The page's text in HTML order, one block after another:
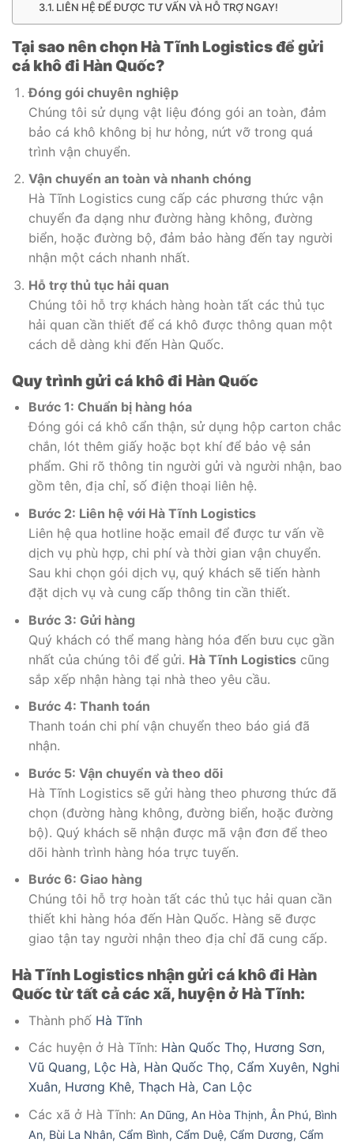
LIÊN HỆ ĐỂ ĐƯỢC TƯ VẤN VÀ HỖ TRỢ NGAY!
Tại sao nên chọn Hà Tĩnh Logistics để gửi
cá khô đi Hàn Quốc?
Đóng gói chuyên nghiệp
Chúng tôi sử dụng vật liệu đóng gói an toàn, đảm
bảo cá khô không bị hư hỏng, nứt vỡ trong quá
trình vận chuyển.
Vận chuyển an toàn và nhanh chóng
Hà Tĩnh Logistics cung cấp các phương thức vận
chuyển đa dạng như đường hàng không, đường
biển, hoặc đường bộ, đảm bảo hàng đến tay người
nhận một cách nhanh nhất.
Hỗ trợ thủ tục hải quan
Chúng tôi hỗ trợ khách hàng hoàn tất các thủ tục
hải quan cần thiết để cá khô được thông quan một
cách dễ dàng khi đến Hàn Quốc.
Quy trình gửi cá khô đi Hàn Quốc
Bước 1: Chuẩn bị hàng hóa
Đóng gói cá khô cẩn thận, sử dụng hộp carton chắc
chắn, lót thêm giấy hoặc bọt khí để bảo vệ sản
phẩm. Ghi rõ thông tin người gửi và người nhận, bao
gồm tên, địa chỉ, số điện thoại liên hệ.
Bước 2: Liên hệ với Hà Tĩnh Logistics
Liên hệ qua hotline hoặc email để được tư vấn về
dịch vụ phù hợp, chi phí và thời gian vận chuyển.
Sau khi chọn gói dịch vụ, quý khách sẽ tiến hành
đặt dịch vụ và cung cấp thông tin cần thiết.
Bước 3: Gửi hàng
Quý khách có thể mang hàng hóa đến bưu cục gần
nhất của chúng tôi để gửi. Hà Tĩnh Logisticscũng
sắp xếp nhận hàng tại nhà theo yêu cầu.
Bước 4: Thanh toán
Thanh toán chi phí vận chuyển theo báo giá đã
nhận.
Bước 5: Vận chuyển và theo dõi
Hà Tĩnh Logistics sẽ gửi hàng theo phương thức đã
chọn (đường hàng không, đường biển, hoặc đường
bộ). Quý khách sẽ nhận được mã vận đơn để theo
dõi hành trình hàng hóa trực tuyến.
Bước 6: Giao hàng
Chúng tôi hỗ trợ hoàn tất các thủ tục hải quan cần
thiết khi hàng hóa đến Hàn Quốc. Hàng sẽ được
giao tận tay người nhận theo địa chỉ đã cung cấp.
Hà Tĩnh Logistics nhận gửi cá khô đi Hàn
Quốc từ tất cả các xã, huyện ở Hà Tĩnh:
Thành phố Hà Tĩnh
Các huyện ở Hà Tĩnh: Hàn Quốc Thọ, Hương Sơn,
Vũ Quang, Lộc Hà, Hàn Quốc Thọ, Cẩm Xuyên, Nghi
Xuân, Hương Khê, Thạch Hà, Can Lộc
Các xã ở Hà Tĩnh: An Dũng, An Hòa Thịnh, Ân Phú, Bình
An, Bùi La Nhân, Cẩm Bình, Cẩm Duệ, Cẩm Dương, Cẩm